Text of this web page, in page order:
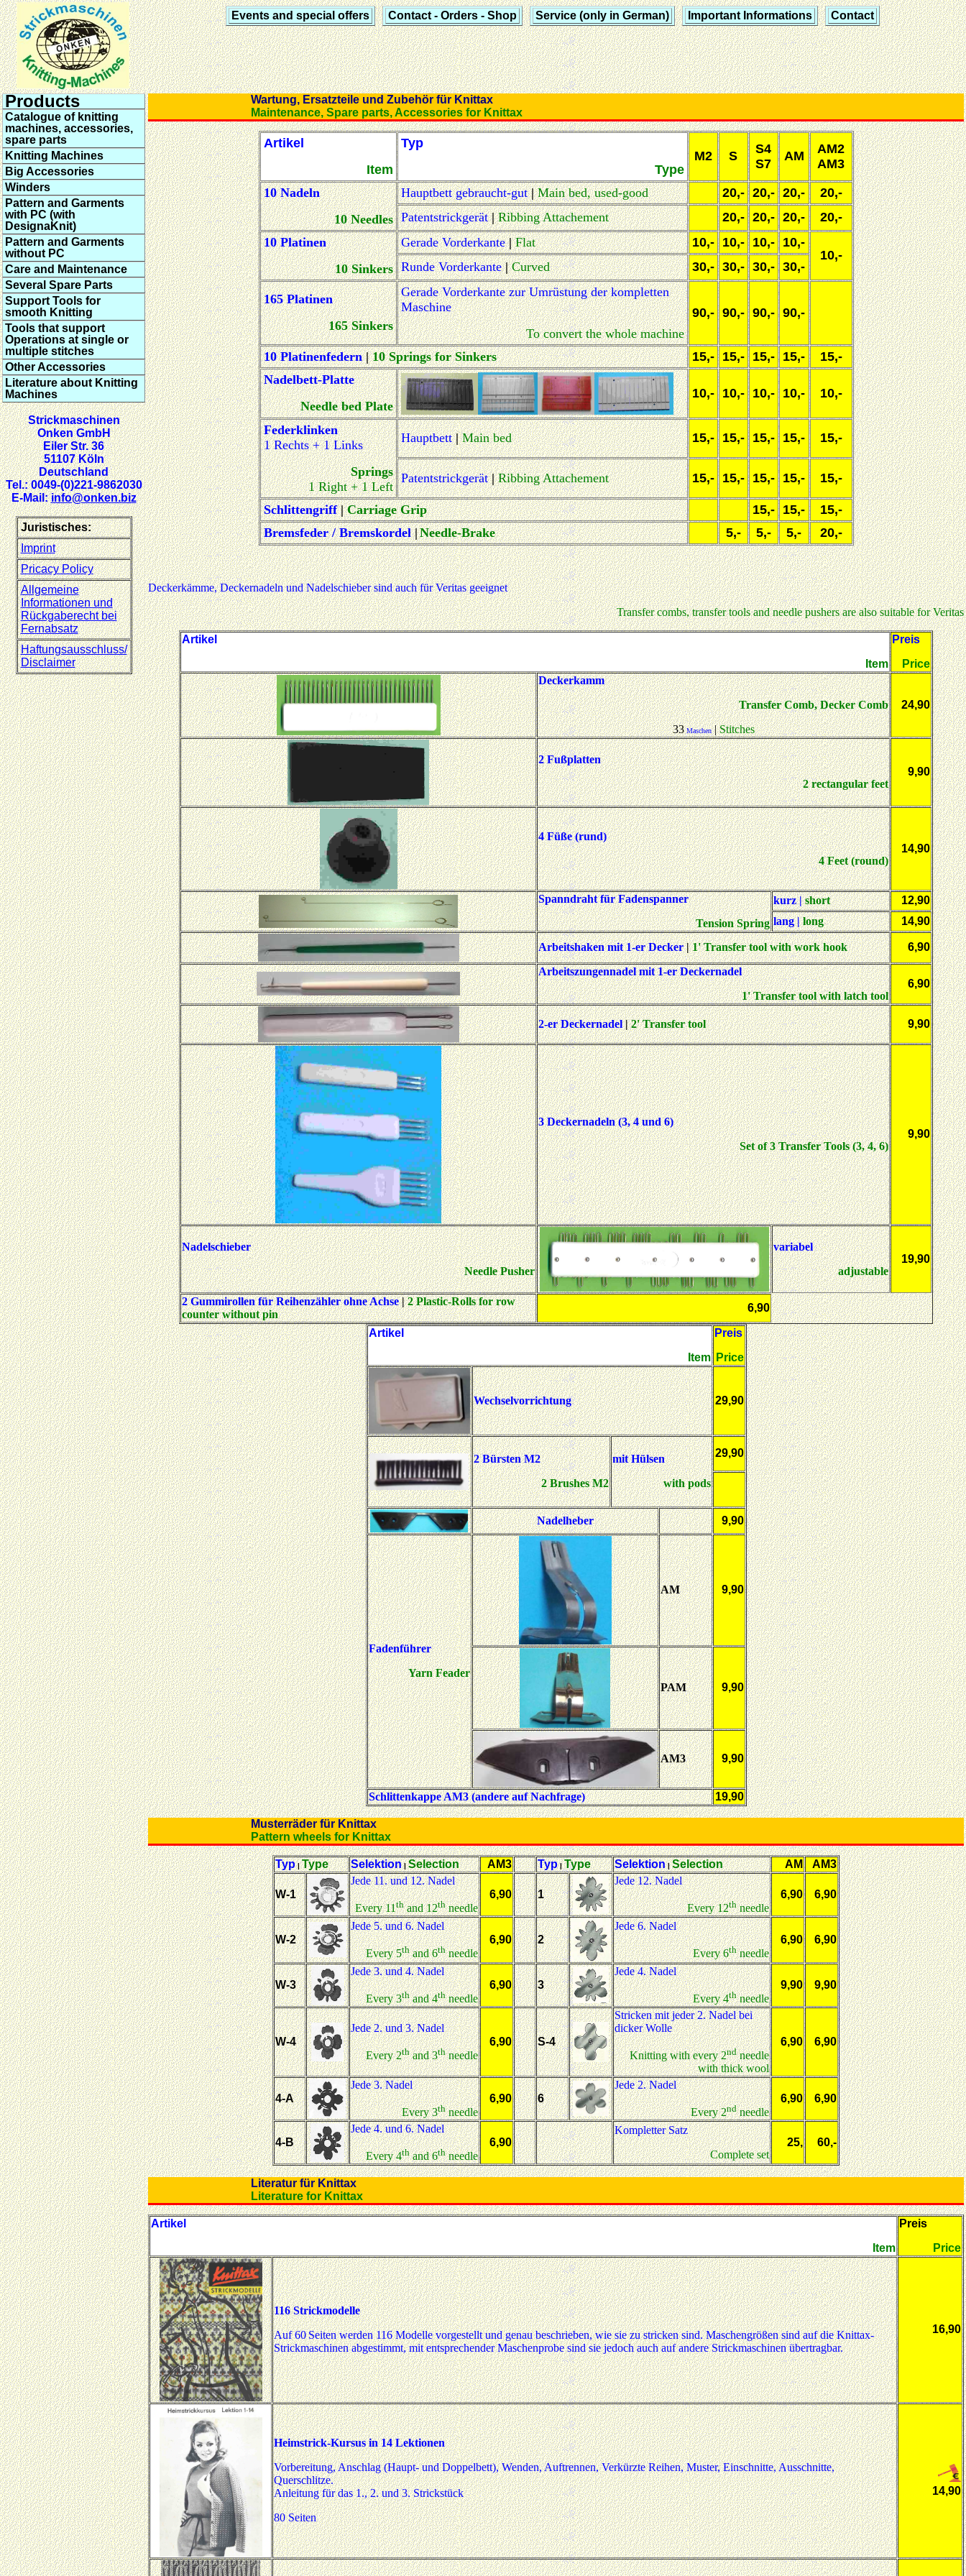
Events and special offers Contact - Orders - Shop Service (only in German) Important Informations Contact
Products
Catalogue of knitting
machines, accessories,
spare parts
Knitting Machines
Big Accessories
Winders
Pattern and Garments
with PC (with
DesignaKnit)
Pattern and Garments
without PC
Care and Maintenance
Several Spare Parts
Support Tools for
smooth Knitting
Tools that support
Operations at single or
multiple stitches
Other Accessories
Literature about Knitting
Machines
Strickmaschinen
Onken GmbH
Eiler Str. 36
51107 Köln
Deutschland
Tel.: 0049-(0)221-9862030
E-Mail:info@onken.biz
Juristisches:
Imprint
Pricacy Policy
Allgemeine
Informationen und
Rückgaberecht bei
Fernabsatz
Haftungsausschluss/
Disclaimer
Wartung, Ersatzteile und Zubehör für Knittax
Maintenance, Spare parts, Accessories for Knittax
Artikel
Item
Typ
Type
M2 S
S4
S7
AM
AM2
AM3
10 Nadeln
10 Needles
Hauptbett gebraucht-gut|Main bed, used-good 20,- 20,- 20,-
20,-
Patentstrickgerät|Ribbing Attachement 20,- 20,- 20,-
20,-
10 Platinen
10 Sinkers
Gerade Vorderkante|Flat 10,- 10,- 10,-
10,-
10,-
Runde Vorderkante|Curved 30,- 30,- 30,- 30,-
165 Platinen
165 Sinkers
Gerade Vorderkante zur Umrüstung der kompletten
Maschine
To convert the whole machine
90,- 90,- 90,- 90,-
10 Platinenfedern|10 Springs for Sinkers 15,- 15,- 15,- 15,-
15,-
Nadelbett-Platte
Needle bed Plate
10,- 10,- 10,- 10,- 10,-
Federklinken
1 Rechts + 1 Links
Springs
1 Right + 1 Left
Hauptbett|Main bed 15,- 15,- 15,- 15,- 15,-
Patentstrickgerät|Ribbing Attachement 15,- 15,- 15,- 15,- 15,-
Schlittengriff|Carriage Grip 15,- 15,-
15,-
Bremsfeder / Bremskordel|Needle-Brake 5,- 5,- 5,- 20,-
Deckerkämme, Deckernadeln und Nadelschieber sind auch für Veritas geeignet
Transfer combs, transfer tools and needle pushers are also suitable for Veritas
Artikel
Item
Preis
Price
Deckerkamm
Transfer Comb, Decker Comb
33 Maschen|Stitches
24,90
2 Fußplatten
2 rectangular feet
9,90
4 Füße (rund)
4 Feet (round)
14,90
Spanndraht für Fadenspanner
Tension Spring
kurz |short
12,90
lang|long 14,90
Arbeitshaken mit 1-er Decker|1' Transfer tool with work hook
6,90
Arbeitszungennadel mit 1-er Deckernadel
1' Transfer tool with latch tool
6,90
2-er Deckernadel|2' Transfer tool 9,90
3 Deckernadeln (3, 4 und 6)
Set of 3 Transfer Tools (3, 4, 6)
9,90
Nadelschieber
Needle Pusher
variabel
adjustable
19,90
2 Gummirollen für Reihenzähler ohne Achse|2 Plastic-Rolls for row
counter without pin
6,90
Artikel
Item
Preis
Price
Wechselvorrichtung 29,90
2 Bürsten M2
2 Brushes M2
mit Hülsen
with pods
29,90
Nadelheber 9,90
Fadenführer
Yarn Feader
AM 9,90
PAM 9,90
AM3 9,90
Schlittenkappe AM3 (andere auf Nachfrage) 19,90
Musterräder für Knittax
Pattern wheels for Knittax
Typ|Type Selektion|Selection AM3 Typ|Type Selektion|Selection AM AM3
W-1
Jede 11. und 12. Nadel
Every 11thand 12thneedle
6,90 1
Jede 12. Nadel
Every 12thneedle
6,90 6,90
W-2
Jede 5. und 6. Nadel
Every 5thand 6thneedle
6,90 2
Jede 6. Nadel
Every 6thneedle
6,90 6,90
W-3
Jede 3. und 4. Nadel
Every 3thand 4thneedle
6,90 3
Jede 4. Nadel
Every 4thneedle
9,90 9,90
W-4
Jede 2. und 3. Nadel
Every 2thand 3thneedle
6,90 S-4
Stricken mit jeder 2. Nadel bei
dicker Wolle
Knitting with every 2ndneedle
with thick wool
6,90 6,90
4-A
Jede 3. Nadel
Every 3thneedle
6,90 6
Jede 2. Nadel
Every 2ndneedle
6,90 6,90
4-B
Jede 4. und 6. Nadel
Every 4thand 6thneedle
6,90
Kompletter Satz
Complete set
25, 60,-
Literatur für Knittax
Literature for Knittax
Artikel
Item
Preis
Price
116 Strickmodelle
Auf 60Seiten werden 116 Modelle vorgestellt und genau beschrieben, wie sie zu stricken sind. Maschengrößen sind auf die Knittax-
Strickmaschinen abgestimmt, mit entsprechender Maschenprobe sind sie jedoch auch auf andere Strickmaschinen übertragbar.
16,90
Heimstrick-Kursus in 14 Lektionen
Vorbereitung, Anschlag (Haupt- und Doppelbett), Wenden, Auftrennen, Verkürzte Reihen, Muster, Einschnitte, Ausschnitte,
Querschlitze.
Anleitung für das 1., 2. und 3. Strickstück
80 Seiten
14,90